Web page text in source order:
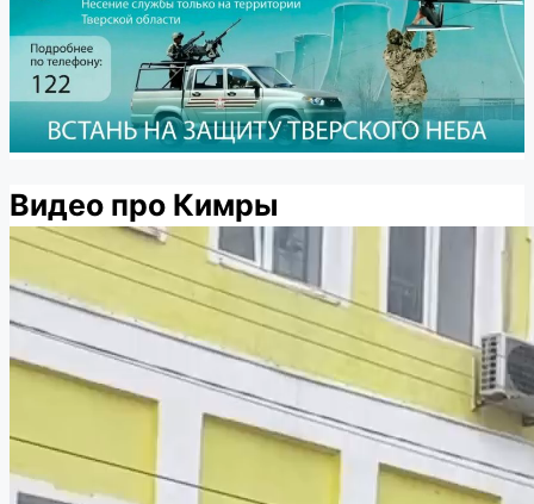
Видео про Кимры